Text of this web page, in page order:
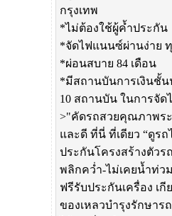
กรุงเทพ
*ไม่ต้องใช้ผู้ค้ำประกัน
*จัดไฟแนนซ์ผ่านง่าย
*ผ่อนสบาย 84 เดือน
*มีสถานบันการเงินชั้น
10 สถานบัน ในการจัด
>"คัดรถสวยคุณภาพร
และดี ที่นี่ ที่เดียว “ดูร
ประกันโครงสร้างตัวร
พลิกคว่ำ-ไม่เคยน้ำท่ว
ฟรีรับประกันเครื่อง เกี
ของเหลวบำรุงรักษาร